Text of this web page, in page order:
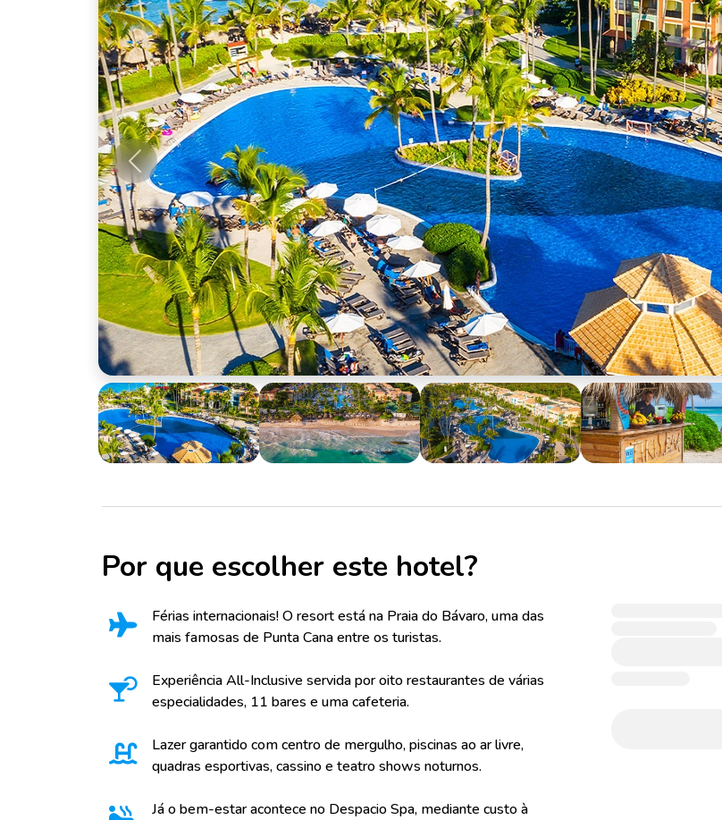
Anterior
Por que escolher este hotel?
Férias internacionais! O resort está na Praia do Bávaro, uma das
mais famosas de Punta Cana entre os turistas.
Experiência All-Inclusive servida por oito restaurantes de várias
especialidades, 11 bares e uma cafeteria.
Lazer garantido com centro de mergulho, piscinas ao ar livre,
quadras esportivas, cassino e teatro shows noturnos.
Já o bem-estar acontece no Despacio Spa, mediante custo à